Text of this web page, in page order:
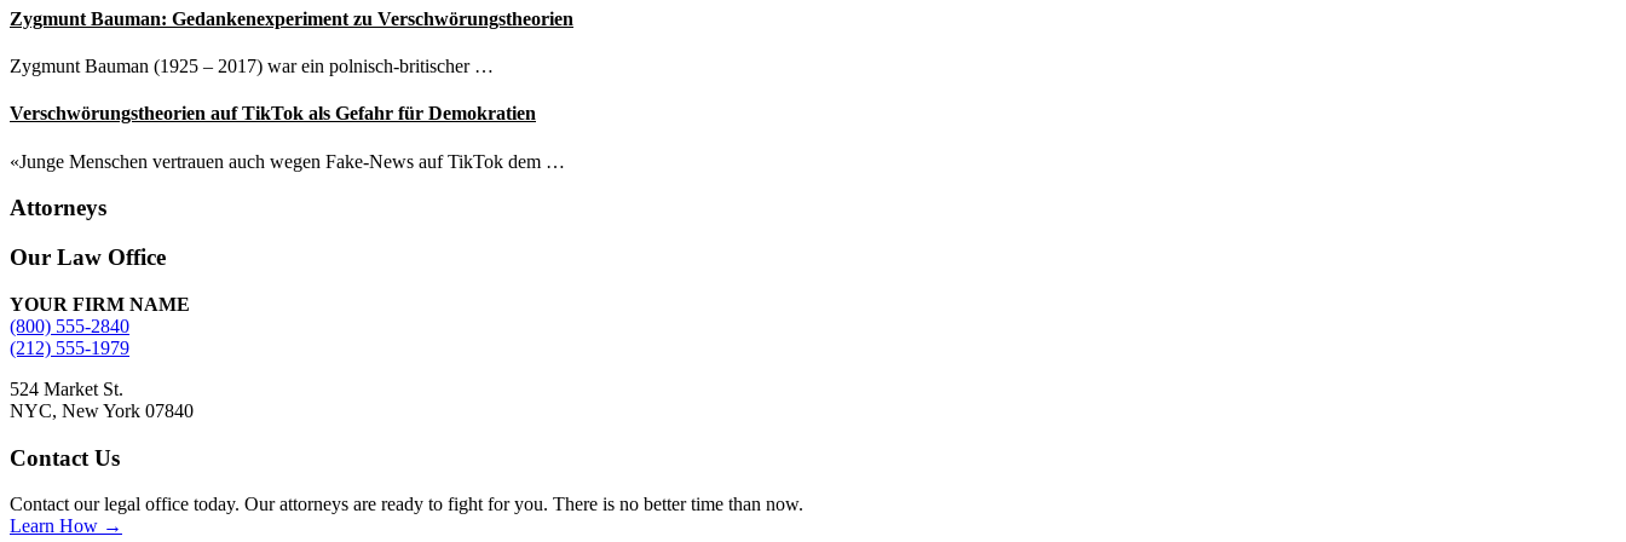
Zygmunt Bauman: Gedankenexperiment zu Verschwörungstheorien
Zygmunt Bauman (1925 – 2017) war ein polnisch-britischer …
Verschwörungstheorien auf TikTok als Gefahr für Demokratien
«Junge Menschen vertrauen auch wegen Fake-News auf TikTok dem …
Attorneys
Site
Footer
Our Law Office
YOUR FIRM NAME
(800) 555-2840
(212) 555-1979
524 Market St.
NYC, New York 07840
Contact Us
Contact our legal office today. Our attorneys are ready to fight for you. There is no better time than now.
Learn How →